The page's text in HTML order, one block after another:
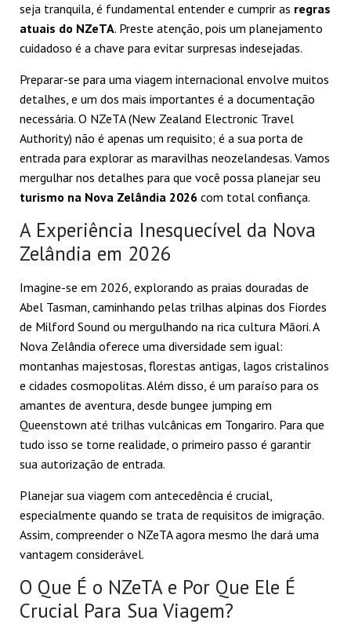
seja tranquila, é fundamental entender e cumprir as regras
atuais do NZeTA. Preste atenção, pois um planejamento
cuidadoso é a chave para evitar surpresas indesejadas.
Preparar-se para uma viagem internacional envolve muitos
detalhes, e um dos mais importantes é a documentação
necessária. O NZeTA (New Zealand Electronic Travel
Authority) não é apenas um requisito; é a sua porta de
entrada para explorar as maravilhas neozelandesas. Vamos
mergulhar nos detalhes para que você possa planejar seu
turismo na Nova Zelândia 2026 com total confiança.
A Experiência Inesquecível da Nova
Zelândia em 2026
Imagine-se em 2026, explorando as praias douradas de
Abel Tasman, caminhando pelas trilhas alpinas dos Fiordes
de Milford Sound ou mergulhando na rica cultura Māori. A
Nova Zelândia oferece uma diversidade sem igual:
montanhas majestosas, florestas antigas, lagos cristalinos
e cidades cosmopolitas. Além disso, é um paraíso para os
amantes de aventura, desde bungee jumping em
Queenstown até trilhas vulcânicas em Tongariro. Para que
tudo isso se torne realidade, o primeiro passo é garantir
sua autorização de entrada.
Planejar sua viagem com antecedência é crucial,
especialmente quando se trata de requisitos de imigração.
Assim, compreender o NZeTA agora mesmo lhe dará uma
vantagem considerável.
O Que É o NZeTA e Por Que Ele É
Crucial Para Sua Viagem?